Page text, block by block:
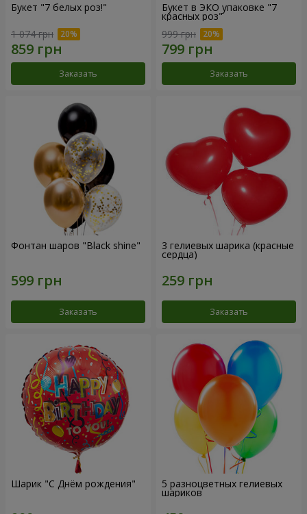
Букет "7 белых роз!"
1 074 грн
Заказать
Букет в ЭКО упаковке "7
красных роз"
999 грн
Заказать
Фонтан шаров "Black shine"
Заказать
3 гелиевых шарика (красные
сердца)
Заказать
Шарик "С Днём рождения" 5 разноцветных гелиевых
шариков